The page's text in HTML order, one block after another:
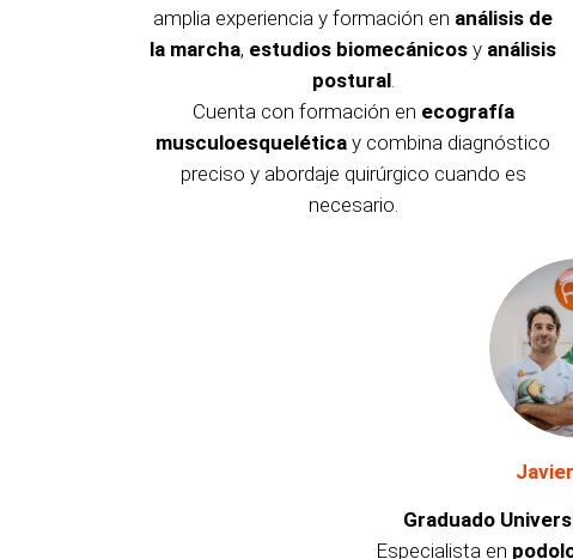
amplia experiencia y formación en análisis de
la marcha, estudios biomecánicos y análisis
postural.
Cuenta con formación en ecografía
musculoesquelética y combina diagnóstico
preciso y abordaje quirúrgico cuando es
necesario.
Graduado
Especialista en